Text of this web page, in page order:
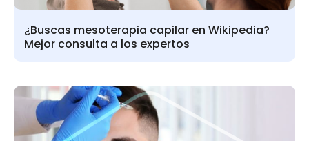
¿Buscas mesoterapia capilar en Wikipedia?
Mejor consulta a los expertos